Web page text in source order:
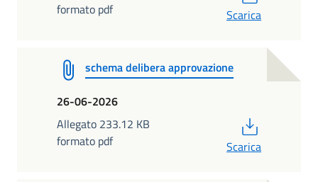
formato pdf
Scarica
schema delibera approvazione
26-06-2026
Allegato 233.12 KB
formato pdf
Scarica